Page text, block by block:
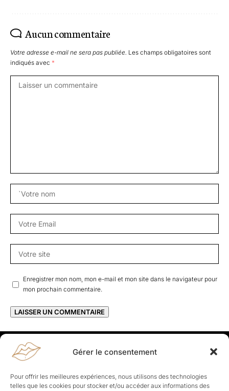
Gérer le consentement
Pour offrir les meilleures expériences, nous utilisons des technologies
telles que les cookies pour stocker et/ou accéder aux informations des
Aucun commentaire
Votre adresse e-mail ne sera pas publiée. Les champs obligatoires sont
indiqués avec *
Enregistrer mon nom, mon e-mail et mon site dans le navigateur pour
mon prochain commentaire.
Rapporteuses
À propos de Rapporteuses :Rapporteuses, c’est l’histoire de
Parisiennes, bien dans leurs baskets qui aiment rapporter ce qui leur